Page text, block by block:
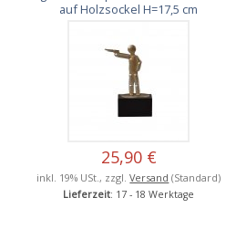
auf Holzsockel H=17,5 cm
25,90 €
inkl. 19% USt., zzgl.Versand (Standard)
Lieferzeit: 17 - 18 Werktage